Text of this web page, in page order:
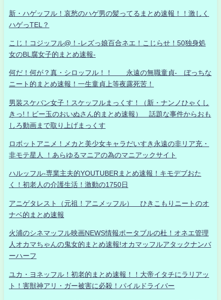
新・ハゲッフル！哀愁のハゲ男の髪ってるまとめ速報！！激しく
ハゲっTEL？
こじ！コジッフル@！-レズっ娘百合ネエ！こじらせ！50独身処
女のBL腐女子的まとめ速報-
何だ！何が？真・シロッフル！！ 永遠の無職童貞- ぼっちな
ニート的まとめ速報！一生童貞上等夜露死苦！
男装スケバン女子！スケッフルまっくす！（新・ナンノひゃくし
きっ!！ビー玉のおいぬさん的まとめ速報） 話題な事件からおも
しろ動画まで取り上げまっくす
ロボットアニメ！メカと美少女キャラだいすき永遠の非リア充・
非モテ星人 ！あらゆるマニアの為のマニアックサイト
ハルッフル-専業主夫的YOUTUBERまとめ速報！キモデブおた
く！初老人の介護生活！激動の1750日
アニゲタレスト（元祖！アニメッフル） ひきこもりニートのオ
ナベ的まとめ速報
火浦のシネマッフル映画NEWS情報ポータブルの杜！オネエ管理
人オカマちゃんの鬼女的まとめ速報!オカマッフルアタックナンバ
ーハーフ
ユカ・ヨネッフル！初老的まとめ速報！！大帝イタチにラリアッ
ト！害獣神アリ・ガー被害に必殺！パイルドライバー